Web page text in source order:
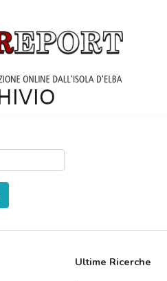
Ultime Ricerche